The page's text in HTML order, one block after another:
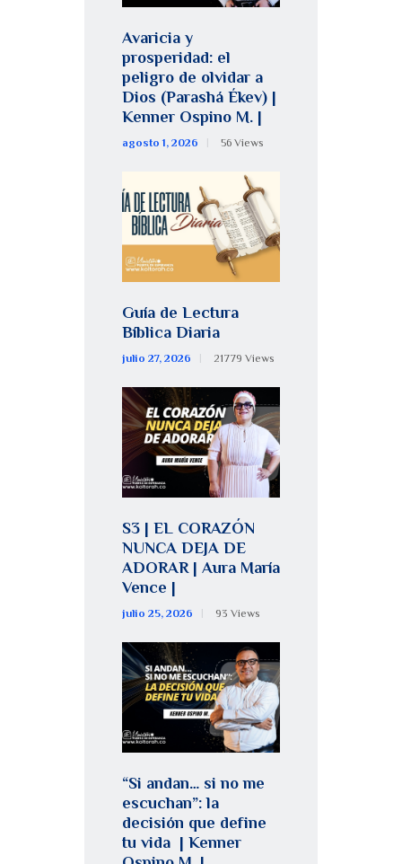
Avaricia y
prosperidad: el
peligro de olvidar a
Dios (Parashá Ékev) |
Kenner Ospino M. |
agosto 1, 2026 56 Views
Guía de Lectura
Bíblica Diaria
julio 27, 2026 21779 Views
S3 | EL CORAZÓN
NUNCA DEJA DE
ADORAR | Aura María
Vence |
julio 25, 2026 93 Views
“Si andan… si no me
escuchan”: la
decisión que define
tu vida | Kenner